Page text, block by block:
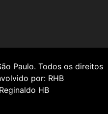
Paulo. Todos os direitos
por: RHB
Reginaldo HB